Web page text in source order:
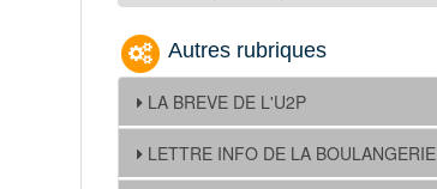
Autres rubriques
LA BREVE DE L'U2P
LETTRE INFO DE LA BOULANGERIE